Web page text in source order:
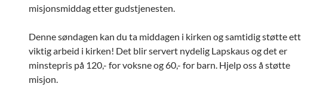
misjonsmiddag etter gudstjenesten.
Denne søndagen kan du ta middagen i kirken og samtidig støtte ett
viktig arbeid i kirken! Det blir servert nydelig Lapskaus og det er
minstepris på 120,- for voksne og 60,- for barn. Hjelp oss å støtte
misjon.